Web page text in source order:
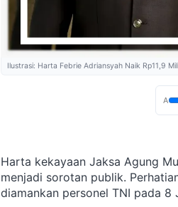
Ilustrasi: Harta Febrie Adriansyah Naik Rp11,9
A
Harta kekayaan Jaksa Agung
menjadi sorotan publik.
diamankan personel TNI pada 8